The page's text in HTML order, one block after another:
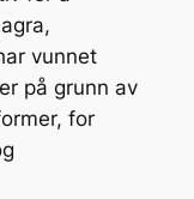
vunnet
på grunn av
for